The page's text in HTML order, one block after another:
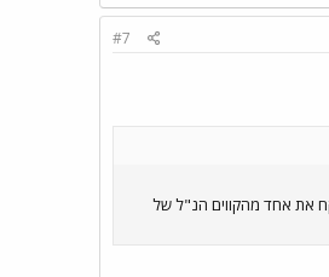
#7
בעכו, לוקח את אחד מהקווים הנ"ל של